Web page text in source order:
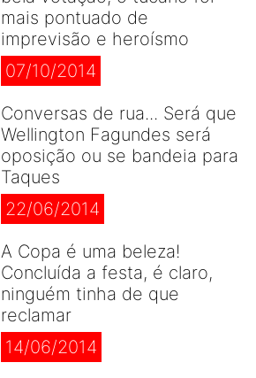
mais pontuado de
imprevisão e heroísmo
07/10/2014
Conversas de rua... Será que
Wellington Fagundes será
oposição ou se bandeia para
Taques
22/06/2014
A Copa é uma beleza!
Concluída a festa, é claro,
ninguém tinha de que
reclamar
14/06/2014